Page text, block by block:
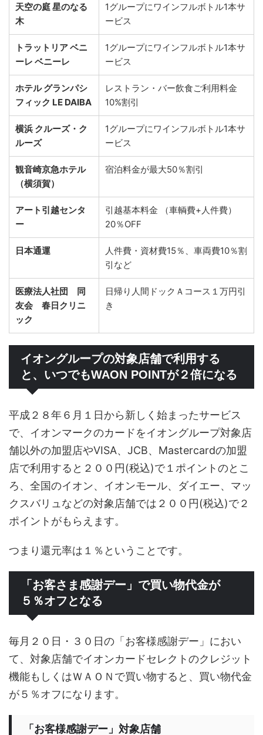
天空の庭 星のなる
木
1グループにワインフルボトル1本サ
ービス
トラットリア ベニ
ーレ ベニーレ
1グループにワインフルボトル1本サ
ービス
ホテル グランパシ
フィック LE DAIBA
レストラン・バー飲食ご利用料金
10%割引
横浜 クルーズ・ク
ルーズ
1グループにワインフルボトル1本サ
ービス
観音崎京急ホテル
（横須賀）
宿泊料金が最大50％割引
アート引越センタ
ー
引越基本料金 （車輌費+人件費）
20％OFF
日本通運
人件費・資材費15％、車両費10％割
引など
医療法人社団 同
友会 春日クリニ
ック
日帰り人間ドックＡコース１万円引
き
イオングループの対象店舗で利用する
と、いつでもWAON POINTが２倍になる
平成２８年６月１日から新しく始まったサービス
で、イオンマークのカードをイオングループ対象店
舗以外の加盟店やVISA、JCB、Mastercardの加盟
店で利用すると２００円(税込)で１ポイントのとこ
ろ、全国のイオン、イオンモール、ダイエー、マッ
クスバリュなどの対象店舗では２００円(税込)で２
ポイントがもらえます。
つまり還元率は１％ということです。
「お客さま感謝デー」で買い物代金が
５％オフとなる
毎月２０日・３０日の「お客様感謝デー」におい
て、対象店舗でイオンカードセレクトのクレジット
機能もしくはＷＡＯＮで買い物すると、買い物代金
が５％オフになります。
「お客様感謝デー」対象店舗